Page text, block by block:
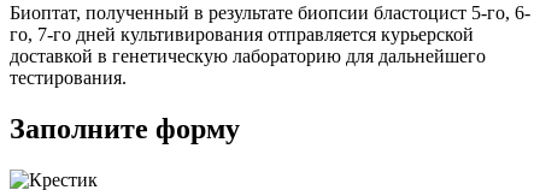
Биоптат, полученный в результате биопсии бластоцист 5-го, 6-
го, 7-го дней культивирования отправляется курьерской
доставкой в генетическую лабораторию для дальнейшего
тестирования.
Заполните форму